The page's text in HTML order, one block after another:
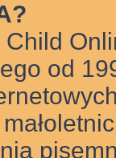
od